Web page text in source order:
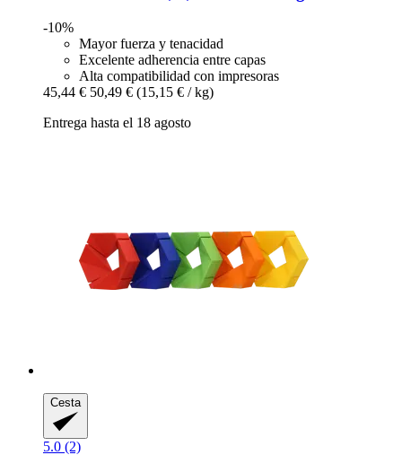
-10%
Mayor fuerza y tenacidad
Excelente adherencia entre capas
Alta compatibilidad con impresoras
45,44 € 50,49 € (15,15 € / kg)
Entrega hasta el 18 agosto
Cesta
5.0 (2)